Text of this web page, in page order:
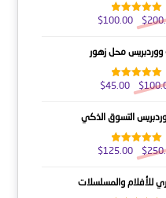
تم التقييم
5.00من 5
$
$100.00
ووردبريس محل زهور
تم التقييم
5.00من 5
$
$45.00
التسوق الذكي
تم التقييم
5.00من 5
$
$125.00
للأفلام والمسلسلات